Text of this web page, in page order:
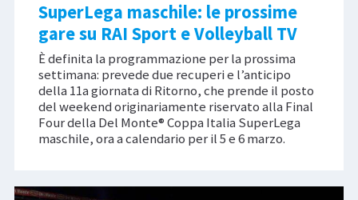
SuperLega maschile: le prossime
gare su RAI Sport e Volleyball TV
È definita la programmazione per la prossima
settimana: prevede due recuperi e l’anticipo
della 11a giornata di Ritorno, che prende il posto
del weekend originariamente riservato alla Final
Four della Del Monte® Coppa Italia SuperLega
maschile, ora a calendario per il 5 e 6 marzo.